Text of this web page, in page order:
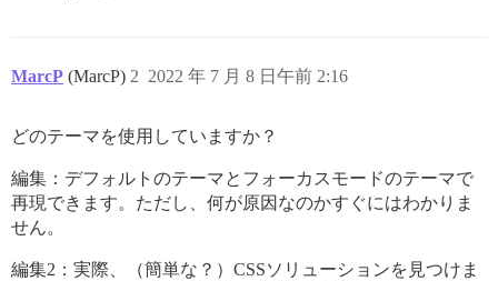
MarcP (MarcP) 2022 年 7 月 8 日午前 2:16
2
どのテーマを使用していますか？
編集：デフォルトのテーマとフォーカスモードのテーマで
再現できます。ただし、何が原因なのかすぐにはわかりま
せん。
編集2：実際、（簡単な？）CSSソリューションを見つけま